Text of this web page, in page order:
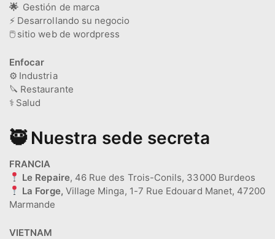
🌟 Gestión de marca
⚡ Desarrollando su negocio
🖱️ sitio web de wordpress
Enfocar
⚙️ Industria
🔪 Restaurante
⚕️ Salud
🥷 Nuestra sede secreta
FRANCIA
Le Repaire, 46 Rue des Trois-Conils, 33000 Burdeos
La Forge, Village Minga, 1-7 Rue Edouard Manet, 47200
Marmande
VIETNAM